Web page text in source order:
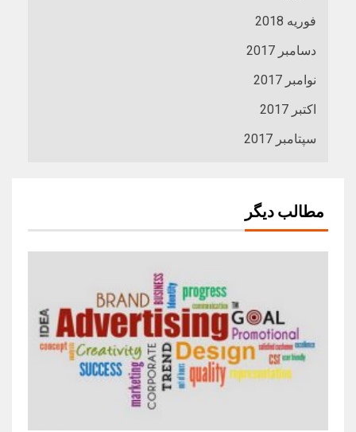
فوریه 2018
دسامبر 2017
نوامبر 2017
اکتبر 2017
سپتامبر 2017
مطالب دیگر